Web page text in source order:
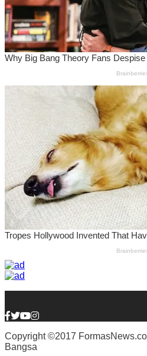
Copyright ©2017
Bangsa